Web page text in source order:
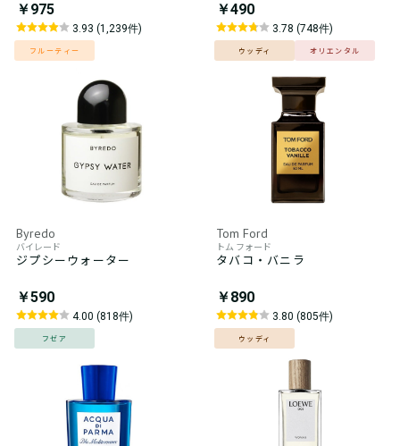
￥975
3.93 (1,239件)
フルーティー
￥490
3.78 (748件)
ウッディ オリエンタル
Byredo
バイレード
ジプシーウォーター
￥590
4.00 (818件)
フゼア
Tom Ford
トム フォード
タバコ・バニラ
￥890
3.80 (805件)
ウッディ